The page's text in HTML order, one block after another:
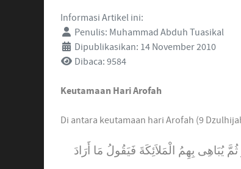
Informasi Artikel ini:
Penulis: Muhammad Abduh Tuasikal
Dipublikasikan: 14 November 2010
Dibaca: 9584
Keutamaan Hari Arofah
Di antara keutamaan hari Arofah (9
يُبَاهِى بِهِمُ الْمَلاَئِكَةَ فَيَقُولُ مَا أَرَادَ